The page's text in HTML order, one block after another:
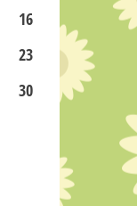
16
23
30